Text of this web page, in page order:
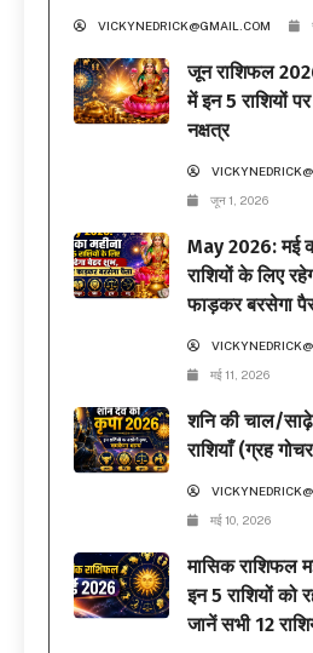
VICKYNEDRICK@GMAIL.COM
जून राशिफल
में इन 5 राशियों
नक्षत्र
जून 1, 2026
May 2026: मई
राशियों के लिए
फाड़कर बरसेगा
मई 11, 2026
शनि की चाल/
राशियाँ (ग्रह
मई 10, 2026
मासिक राशिफल
इन 5 राशियों को
जानें सभी 12